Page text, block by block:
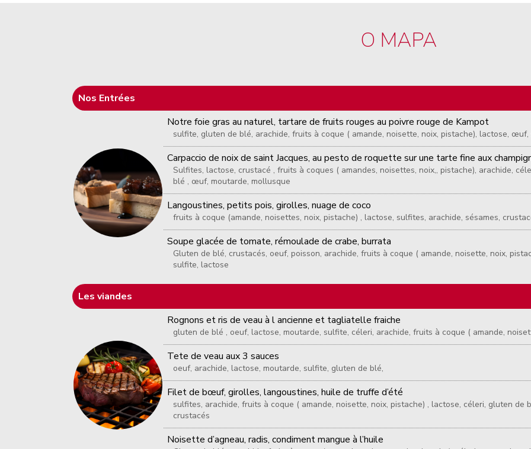
O MAPA
Nos Entrées
Notre foie gras au naturel, tartare de fruits rouges au poivre rouge de Kampot
sulfite, gluten de blé, arachide, fruits à coque ( amande, noisette, noix, pistache), lactose, œuf,
Carpaccio de noix de saint Jacques, au pesto de roquette sur une tarte fine aux
Sulfites, lactose, crustacé , fruits à coques ( amandes, noisettes, noix,, pistache), arachide,
blé , œuf, moutarde, mollusque
Langoustines, petits pois, girolles, nuage de coco
fruits à coque (amande, noisettes, noix, pistache) , lactose, sulfites, arachide, sésames,
Soupe glacée de tomate, rémoulade de crabe, burrata
Gluten de blé, crustacés, oeuf, poisson, arachide, fruits à coque ( amande, noisette, noix,
sulfite, lactose
Les viandes
Rognons et ris de veau à l ancienne et tagliatelle fraiche
gluten de blé , oeuf, lactose, moutarde, sulfite, céleri, arachide, fruits à coque ( amande,
Tete de veau aux 3 sauces
oeuf, arachide, lactose, moutarde, sulfite, gluten de blé,
Filet de bœuf, girolles, langoustines, huile de truffe d’été
sulfites, arachide, fruits à coque ( amande, noisette, noix, pistache) , lactose, céleri, gluten de
crustacés
Noisette d’agneau, radis, condiment mangue à l’huile